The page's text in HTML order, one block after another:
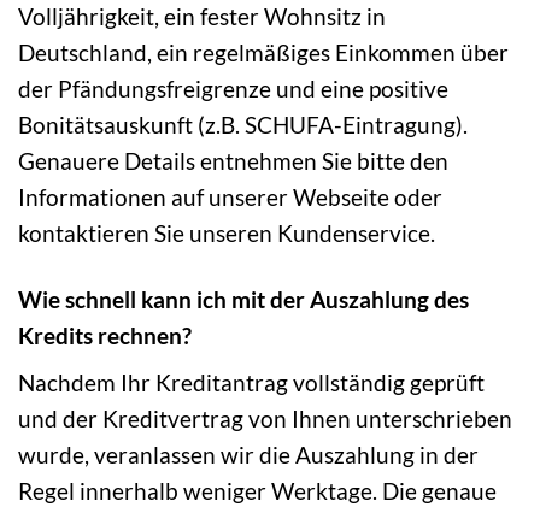
Volljährigkeit, ein fester Wohnsitz in
Deutschland, ein regelmäßiges Einkommen über
der Pfändungsfreigrenze und eine positive
Bonitätsauskunft (z.B. SCHUFA-Eintragung).
Genauere Details entnehmen Sie bitte den
Informationen auf unserer Webseite oder
kontaktieren Sie unseren Kundenservice.
Wie schnell kann ich mit der Auszahlung des
Kredits rechnen?
Nachdem Ihr Kreditantrag vollständig geprüft
und der Kreditvertrag von Ihnen unterschrieben
wurde, veranlassen wir die Auszahlung in der
Regel innerhalb weniger Werktage. Die genaue